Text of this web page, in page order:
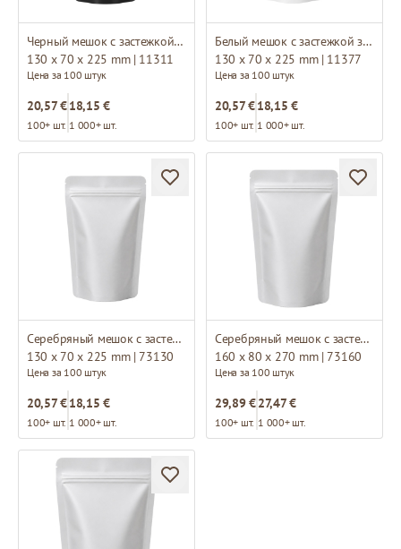
Черный мешок с застежкой зип-лок
130 x 70 x 225 mm | 11311
Цена за 100 штук
20,57 €
100+ шт.
18,15 €
1 000+ шт.
Белый мешок с застежкой зип-лок
130 x 70 x 225 mm | 11377
Цена за 100 штук
20,57 €
100+ шт.
18,15 €
1 000+ шт.
Серебряный мешок с застежкой зип-лок
130 x 70 x 225 mm | 73130
Цена за 100 штук
20,57 €
100+ шт.
18,15 €
1 000+ шт.
Серебряный мешок с застежкой зип-лок
160 x 80 x 270 mm | 73160
Цена за 100 штук
29,89 €
100+ шт.
27,47 €
1 000+ шт.